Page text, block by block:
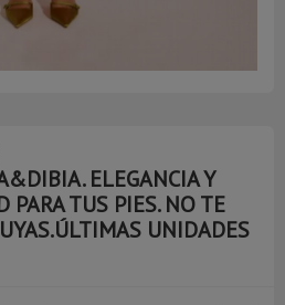
ELEGANCIA Y
PARA TUS PIES. NO TE
UNIDADES